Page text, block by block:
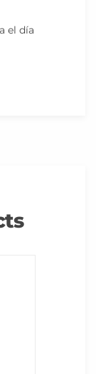
el día